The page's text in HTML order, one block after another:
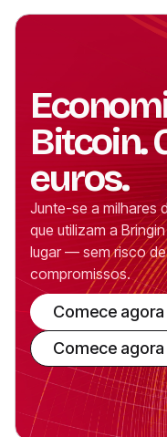
Bitcoin.
euros.
Junte-se a milhares
que utilizam a
lugar — sem risco
compromissos.
Comece agora
Comece agora